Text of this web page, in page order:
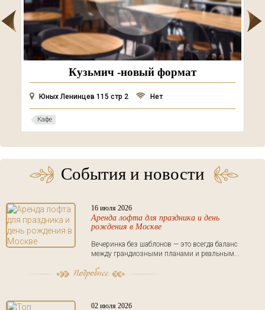
Кузьмич -новый формат
Юных Ленинцев 115 стр 2 Нет
Кафе
События и новости
16 июля 2026
Аренда лофта для праздника и день
рождения в Москве
Вечеринка без шаблонов — это всегда баланс
между грандиозными планами и реальным...
02 июля 2026